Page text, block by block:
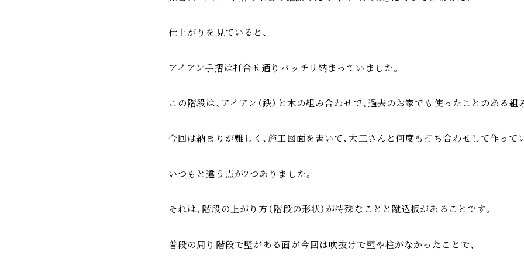
仕上がりを見ていると、
アイアン手摺は打合せ通りバッチリ納まっていました。
この階段は、アイアン（鉄）と木の組み合わせで、過去のお家でも使ったことのある
今回は納まりが難しく、施工図面を書いて、大工さんと何度も打ち合わせして作って
いつもと違う点が2つありました。
それは、階段の上がり方（階段の形状）が特殊なことと蹴込板があることです。
普段の周り階段で壁がある面が今回は吹抜けで壁や柱がなかったことで、